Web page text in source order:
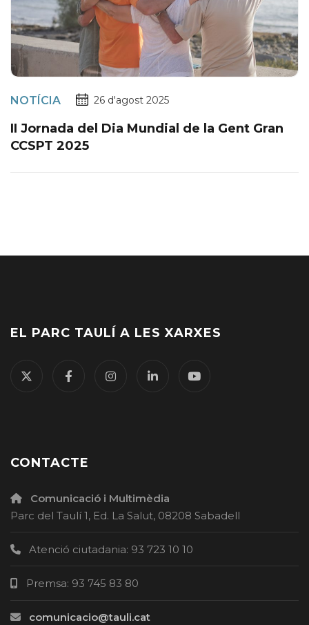
NOTÍCIA 26 d'agost 2025
II Jornada del Dia Mundial de la Gent Gran
CCSPT 2025
EL PARC TAULÍ A LES XARXES
CONTACTE
Comunicació i Multimèdia
Parc del Taulí 1, Ed. La Salut, 08208 Sabadell
Atenció ciutadania: 93 723 10 10
Premsa: 93 745 83 80
comunicacio@tauli.cat